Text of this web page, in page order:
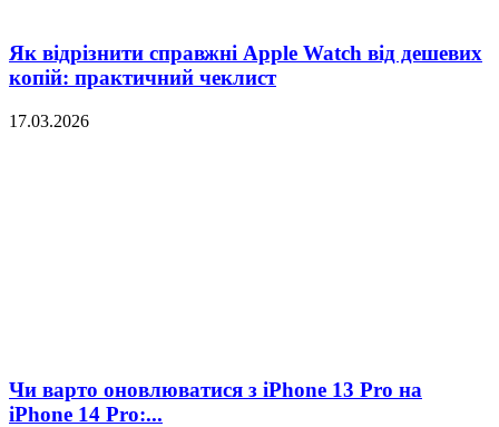
Як відрізнити справжні Apple Watch від дешевих
копій: практичний чеклист
17.03.2026
Чи варто оновлюватися з iPhone 13 Pro на
iPhone 14 Pro:...